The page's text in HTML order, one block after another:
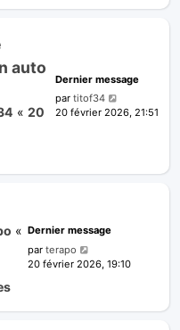
auto
« 20
Dernier message
partitof34
20 février 2026, 21:51
« Dernier message
parterapo
20 février 2026, 19:10